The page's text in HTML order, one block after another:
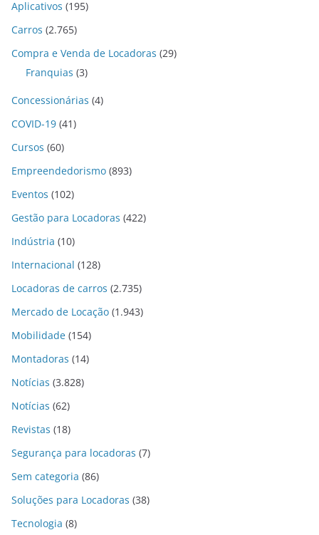
Aplicativos (195)
Carros (2.765)
Compra e Venda de Locadoras (29)
Franquias (3)
Concessionárias (4)
COVID-19 (41)
Cursos (60)
Empreendedorismo (893)
Eventos (102)
Gestão para Locadoras (422)
Indústria (10)
Internacional (128)
Locadoras de carros (2.735)
Mercado de Locação (1.943)
Mobilidade (154)
Montadoras (14)
Notícias (3.828)
Notícias (62)
Revistas (18)
Segurança para locadoras (7)
Sem categoria (86)
Soluções para Locadoras (38)
Tecnologia (8)